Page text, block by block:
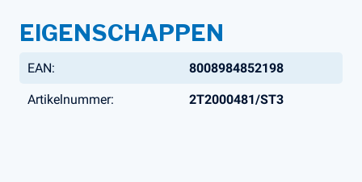
EIGENSCHAPPEN
EAN: 8008984852198
Artikelnummer: 2T2000481/ST3